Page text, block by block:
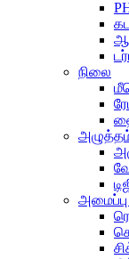
நிலை
அமைப்பு